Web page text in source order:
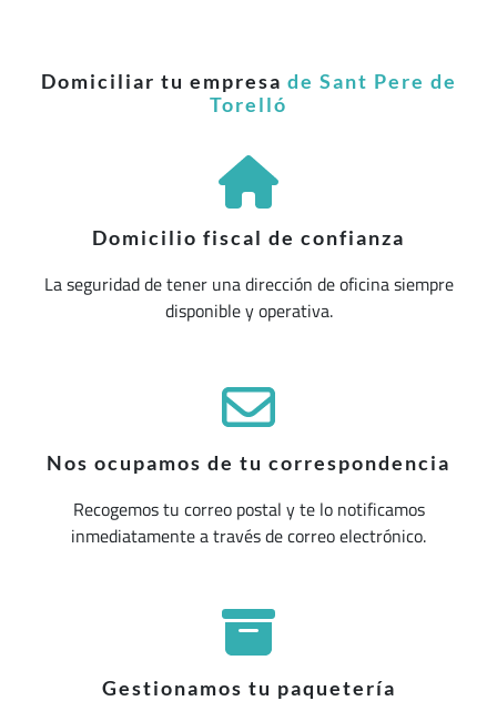
Domiciliar tu empresa de Sant Pere de
Torelló
Domicilio fiscal de confianza
La seguridad de tener una dirección de oficina siempre
disponible y operativa.
Nos ocupamos de tu correspondencia
Recogemos tu correo postal y te lo notificamos
inmediatamente a través de correo electrónico.
Gestionamos tu paquetería